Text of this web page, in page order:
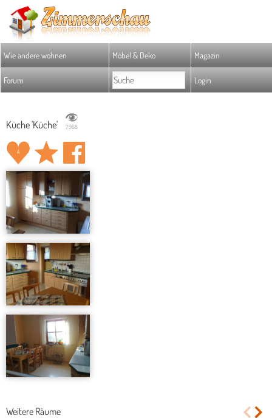
Wie andere wohnen Möbel & Deko Magazin
Forum Login
Küche 'Küche' 7.968
4
Weitere Räume